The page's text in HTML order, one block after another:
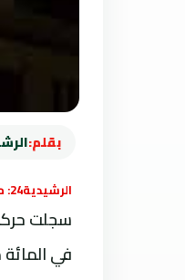
بقلم:
الرشيدية24: متابعة
في المائة